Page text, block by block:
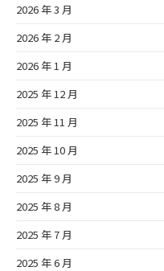
2026 年 3 月
2026 年 2 月
2026 年 1 月
2025 年 12 月
2025 年 11 月
2025 年 10 月
2025 年 9 月
2025 年 8 月
2025 年 7 月
2025 年 6 月